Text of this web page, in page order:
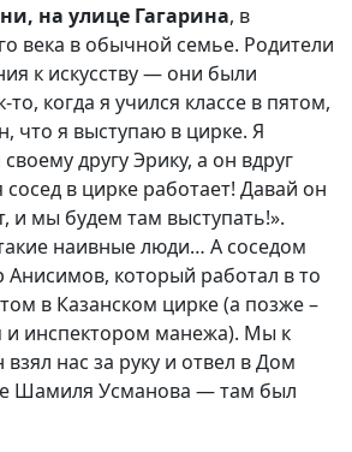
на улице Гагарина, в
века в обычной семье. Родители
к искусству — они были
когда я учился классе в пятом,
что я выступаю в цирке. Я
другу Эрику, а он вдруг
сосед в цирке работает! Давай он
и мы будем там выступать!».
наивные люди… А соседом
который работал в то
в Казанском цирке (а позже –
и инспектором манежа). Мы к
нас за руку и отвел в Дом
Шамиля Усманова — там был